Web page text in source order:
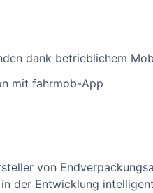
dank betrieblichem
mit fahrmob-App
von
der Entwicklung